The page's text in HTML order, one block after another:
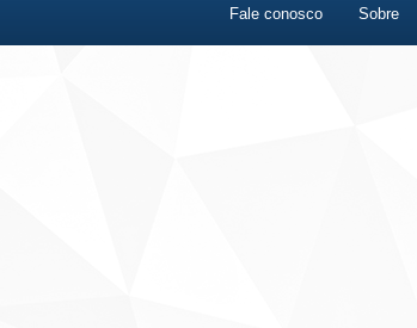
Fale conosco Sobre